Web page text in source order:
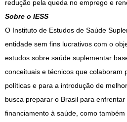
redução pela queda no emprego e
Sobre o IESS
O Instituto de Estudos de Saúde
entidade sem fins lucrativos com o
estudos sobre saúde suplementar
conceituais e técnicos que colaboram
políticas e para a introdução de
busca preparar o Brasil para
financiamento à saúde, como